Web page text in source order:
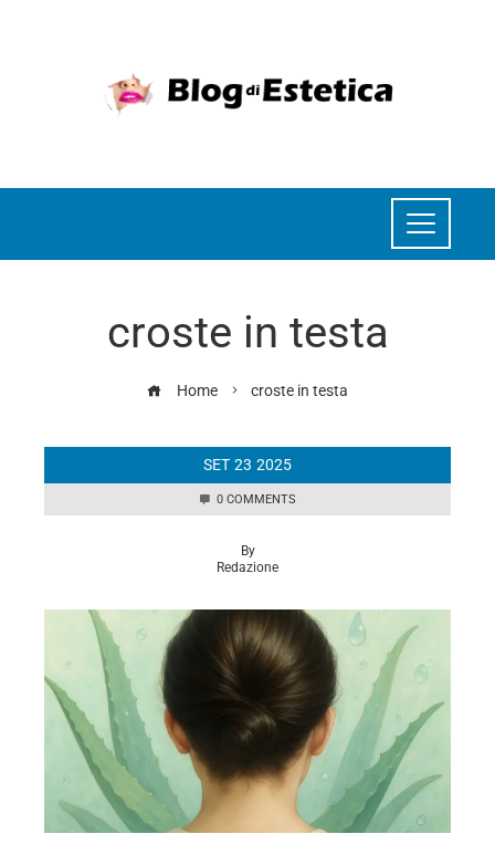
croste in testa
Home croste in testa
SET 23 2025
0 COMMENTS
By
Redazione